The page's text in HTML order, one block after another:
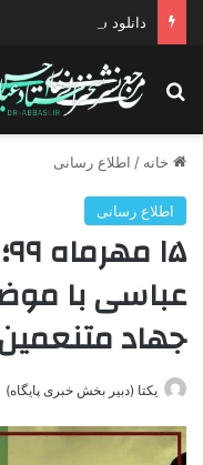
دانلود سخنرانی استاد
جستجو برای
خانه / اطلاع رسانی
اطلاع رسانی
عباسی با
جهاد
یکتا (دبیر بخش خبری پایگاه)